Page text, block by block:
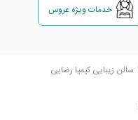
سالن زیبایی کیمیا رضایی
خدمات ویژه عروس